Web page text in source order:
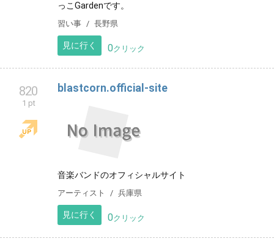
っこGardenです。
習い事 長野県
見に行く 0クリック
820
1 pt
blastcorn.official-site
音楽バンドのオフィシャルサイト
アーティスト 兵庫県
見に行く 0クリック